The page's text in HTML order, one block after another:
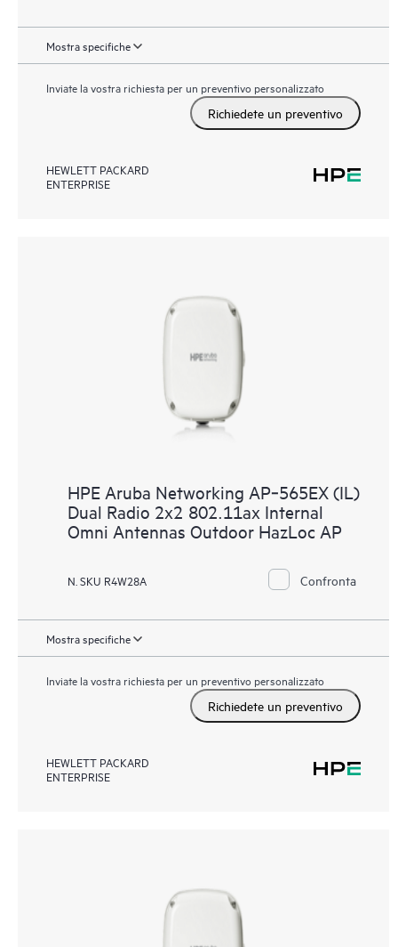
Mostra specifiche
Inviate la vostra richiesta per un preventivo personalizzato
Richiedete un preventivo
HEWLETT PACKARD
ENTERPRISE
HPE Aruba Networking AP‑565EX (IL)
Dual Radio 2x2 802.11ax Internal
Omni Antennas Outdoor HazLoc AP
N. SKU R4W28A Confronta
Mostra specifiche
Inviate la vostra richiesta per un preventivo personalizzato
Richiedete un preventivo
HEWLETT PACKARD
ENTERPRISE